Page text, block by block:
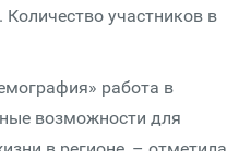
участников в
работа в
возможности для